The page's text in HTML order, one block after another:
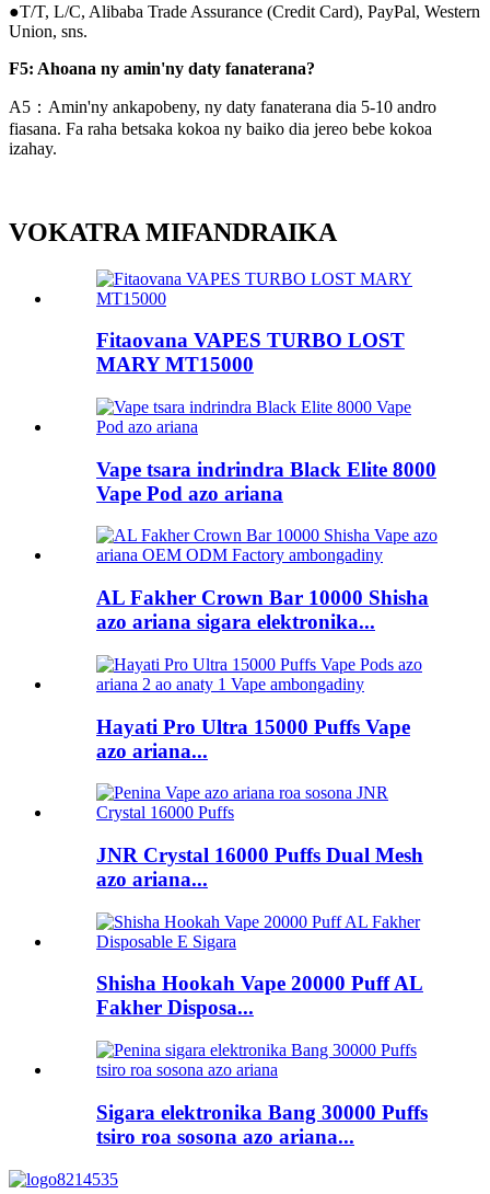
●T/T, L/C, Alibaba Trade Assurance (Credit Card), PayPal, Western
Union, sns.
F5: Ahoana ny amin'ny daty fanaterana?
A5：Amin'ny ankapobeny, ny daty fanaterana dia 5-10 andro
fiasana. Fa raha betsaka kokoa ny baiko dia jereo bebe kokoa
izahay.
VOKATRA MIFANDRAIKA
Fitaovana VAPES TURBO LOST
MARY MT15000
Vape tsara indrindra Black Elite 8000
Vape Pod azo ariana
AL Fakher Crown Bar 10000 Shisha
azo ariana sigara elektronika...
Hayati Pro Ultra 15000 Puffs Vape
azo ariana...
JNR Crystal 16000 Puffs Dual Mesh
azo ariana...
Shisha Hookah Vape 20000 Puff AL
Fakher Disposa...
Sigara elektronika Bang 30000 Puffs
tsiro roa sosona azo ariana...